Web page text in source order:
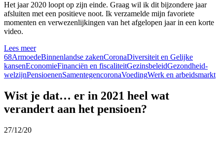
Het jaar 2020 loopt op zijn einde. Graag wil ik dit bijzondere jaar
afsluiten met een positieve noot. Ik verzamelde mijn favoriete
momenten en verwezenlijkingen van het afgelopen jaar in een korte
video.
Lees meer
68ArmoedeBinnenlandse zakenCoronaDiversiteit en Gelijke
kansenEconomieFinanciën en fiscaliteitGezinsbeleidGezondheid-
welzijnPensioenenSamentegencoronaVoedingWerk en arbeidsmarkt
Wist je dat… er in 2021 heel wat
verandert aan het pensioen?
27/12/20